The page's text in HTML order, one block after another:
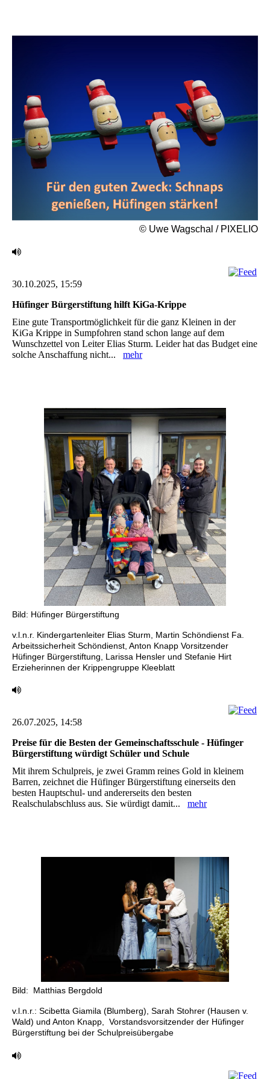
© Uwe Wagschal / PIXELIO
30.10.2025, 15:59
Hüfinger Bürgerstiftung hilft KiGa-Krippe
Eine gute Transportmöglichkeit für die ganz Kleinen in der
KiGa ‎Krippe in Sumpfohren stand schon lange auf dem
Wunschzettel von Leiter Elias Sturm. Leider hat ‎das Budget eine
solche Anschaffung nicht... mehr
Bild: Hüfinger Bürgerstiftung
v.l.n.r. Kindergartenleiter Elias Sturm, Martin Schöndienst Fa.
Arbeitssicherheit Schöndienst, Anton ‎Knapp Vorsitzender
Hüfinger Bürgerstiftung, Larissa Hensler und Stefanie Hirt
Erzieherinnen der ‎Krippengruppe Kleeblatt
26.07.2025, 14:58
Preise für die Besten der Gemeinschaftsschule - Hüfinger
Bürgerstiftung würdigt Schüler und ‎Schule ‎
Mit ihrem Schulpreis, je zwei Gramm reines Gold in kleinem
Barren, zeichnet die Hüfinger ‎Bürgerstiftung einerseits den
besten Hauptschul- und andererseits den besten
Realschulabschluss ‎aus. Sie würdigt damit... mehr
Bild: Matthias Bergdold
v.l.n.r.: Scibetta Giamila (Blumberg), Sarah Stohrer (Hausen v.
Wald) und Anton Knapp, Vorstandsvorsitzender der Hüfinger
Bürgerstiftung bei der Schulpreisübergabe